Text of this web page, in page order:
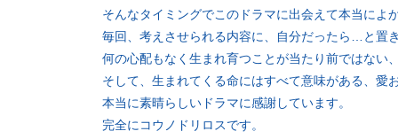
そんなタイミングでこのドラマに出会えて本当によ
毎回、考えさせられる内容に、自分だったら…と置
何の心配もなく生まれ育つことが当たり前ではない
そして、生まれてくる命にはすべて意味がある、愛
本当に素晴らしいドラマに感謝しています。
完全にコウノドリロスです。